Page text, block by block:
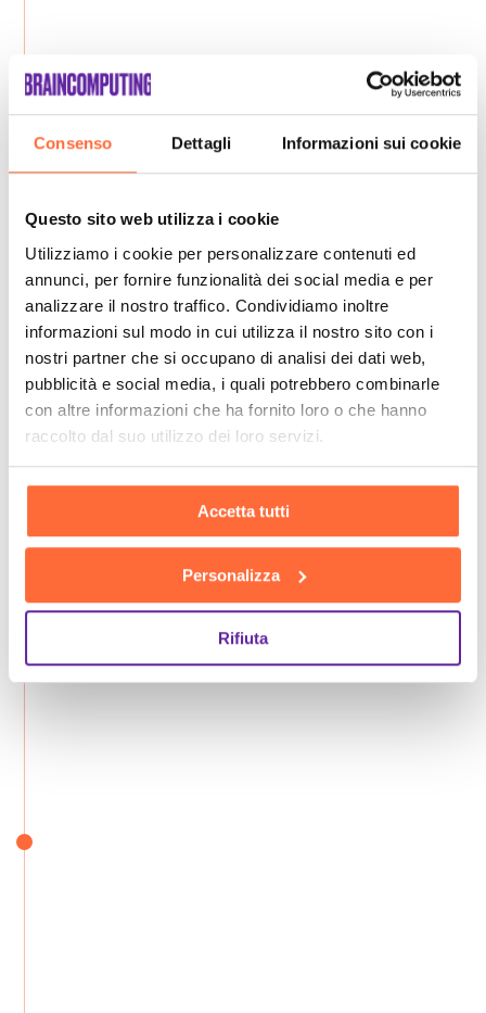
Consenso Dettagli Informazioni sui cookie
Questo sito web utilizza i cookie
Utilizziamo i cookie per personalizzare contenuti ed
annunci, per fornire funzionalità dei social media e per
analizzare il nostro traffico. Condividiamo inoltre
informazioni sul modo in cui utilizza il nostro sito con i
nostri partner che si occupano di analisi dei dati web,
pubblicità e social media, i quali potrebbero combinarle
con altre informazioni che ha fornito loro o che hanno
raccolto dal suo utilizzo dei loro servizi.
Accetta tutti
Personalizza
Rifiuta